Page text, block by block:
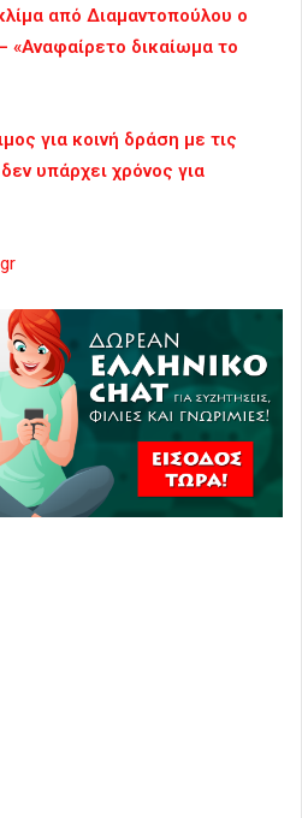
από Διαμαντοπούλου ο
«Αναφαίρετο δικαίωμα το
για κοινή δράση με τις
υπάρχει χρόνος για